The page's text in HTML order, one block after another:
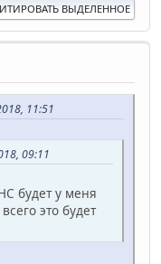
ВЫДЕЛЕННОЕ
11:51
09:11
будет у меня
это будет